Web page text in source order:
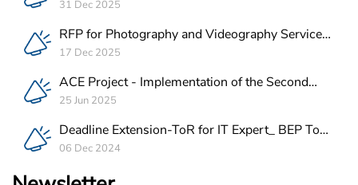
31 Dec 2025
RFP for Photography and Videography Service
Provider for ACE Project in Lebanon
17 Dec 2025
ACE Project - Implementation of the Second
Batch of REEE Measures
25 Jun 2025
Deadline Extension-ToR for IT Expert_ BEP Tool
Integration
06 Dec 2024